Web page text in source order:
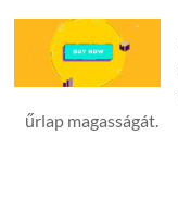
SalesAutopilottal!
űrlap magasságát.